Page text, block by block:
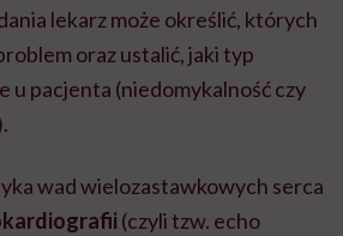
lekarz może określić, których
oraz ustalić, jaki typ
u pacjenta (niedomykalność czy
wad wielozastawkowych serca
(czyli tzw. echo